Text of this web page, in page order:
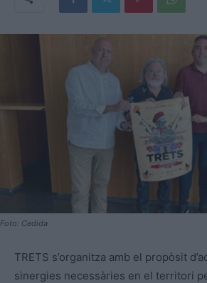
Foto: Cedida
TRETS s’organitza amb el propòsit
sinergies necessàries en el territori